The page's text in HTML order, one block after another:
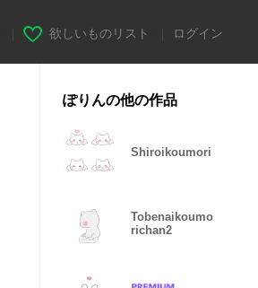
欲しいものリスト ログイン
ぽりんの他の作品
Shiroikoumori
Tobenaikoumo
richan2